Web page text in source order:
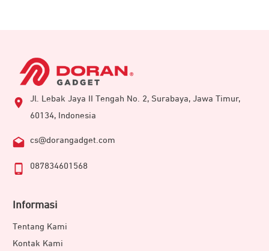
Jl. Lebak Jaya II Tengah No. 2, Surabaya, Jawa Timur,
60134, Indonesia
cs@dorangadget.com
087834601568
Informasi
Tentang Kami
Kontak Kami